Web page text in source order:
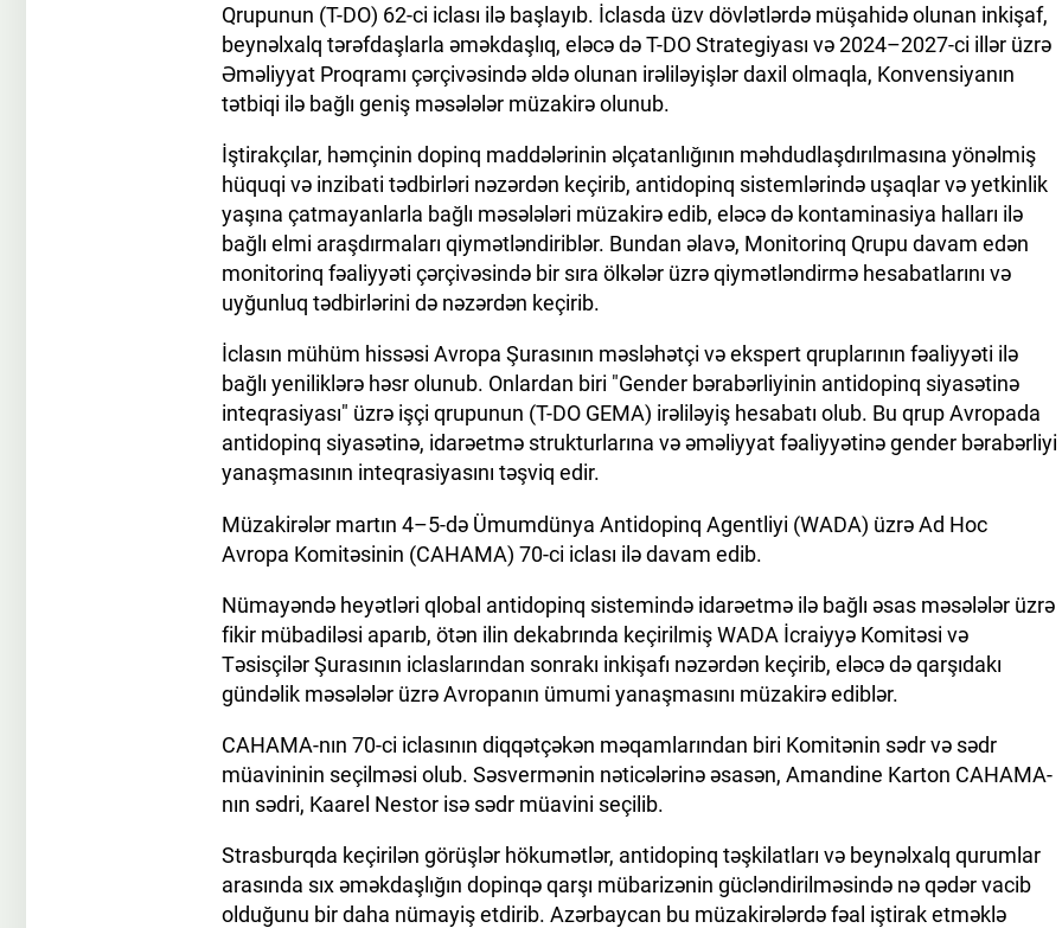
Qrupunun (T-DO) 62-ci iclası ilə başlayıb. İclasda üzv dövlətlərdə müşahidə olunan inkişaf,
beynəlxalq tərəfdaşlarla əməkdaşlıq, eləcə də T-DO Strategiyası və 2024–2027-ci illər üzrə
Əməliyyat Proqramı çərçivəsində əldə olunan irəliləyişlər daxil olmaqla, Konvensiyanın
tətbiqi ilə bağlı geniş məsələlər müzakirə olunub.
İştirakçılar, həmçinin dopinq maddələrinin əlçatanlığının məhdudlaşdırılmasına yönəlmiş
hüquqi və inzibati tədbirləri nəzərdən keçirib, antidopinq sistemlərində uşaqlar və yetkinlik
yaşına çatmayanlarla bağlı məsələləri müzakirə edib, eləcə də kontaminasiya halları ilə
bağlı elmi araşdırmaları qiymətləndiriblər. Bundan əlavə, Monitorinq Qrupu davam edən
monitorinq fəaliyyəti çərçivəsində bir sıra ölkələr üzrə qiymətləndirmə hesabatlarını və
uyğunluq tədbirlərini də nəzərdən keçirib.
İclasın mühüm hissəsi Avropa Şurasının məsləhətçi və ekspert qruplarının fəaliyyəti ilə
bağlı yeniliklərə həsr olunub. Onlardan biri "Gender bərabərliyinin antidopinq siyasətinə
inteqrasiyası" üzrə işçi qrupunun (T-DO GEMA) irəliləyiş hesabatı olub. Bu qrup Avropada
antidopinq siyasətinə, idarəetmə strukturlarına və əməliyyat fəaliyyətinə gender bərabərliyi
yanaşmasının inteqrasiyasını təşviq edir.
Müzakirələr martın 4–5-də Ümumdünya Antidopinq Agentliyi (WADA) üzrə Ad Hoc
Avropa Komitəsinin (CAHAMA) 70-ci iclası ilə davam edib.
Nümayəndə heyətləri qlobal antidopinq sistemində idarəetmə ilə bağlı əsas məsələlər üzrə
fikir mübadiləsi aparıb, ötən ilin dekabrında keçirilmiş WADA İcraiyyə Komitəsi və
Təsisçilər Şurasının iclaslarından sonrakı inkişafı nəzərdən keçirib, eləcə də qarşıdakı
gündəlik məsələlər üzrə Avropanın ümumi yanaşmasını müzakirə ediblər.
CAHAMA-nın 70-ci iclasının diqqətçəkən məqamlarından biri Komitənin sədr və sədr
müavininin seçilməsi olub. Səsvermənin nəticələrinə əsasən, Amandine Karton CAHAMA-
nın sədri, Kaarel Nestor isə sədr müavini seçilib.
Strasburqda keçirilən görüşlər hökumətlər, antidopinq təşkilatları və beynəlxalq qurumlar
arasında sıx əməkdaşlığın dopinqə qarşı mübarizənin gücləndirilməsində nə qədər vacib
olduğunu bir daha nümayiş etdirib. Azərbaycan bu müzakirələrdə fəal iştirak etməklə